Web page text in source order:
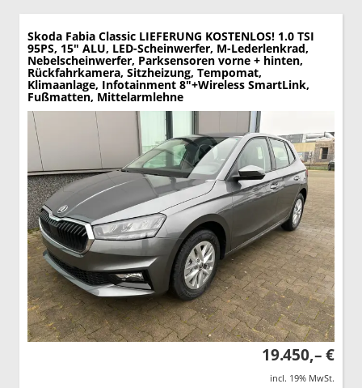
Skoda Fabia Classic LIEFERUNG KOSTENLOS! 1.0 TSI
95PS, 15" ALU, LED-Scheinwerfer, M-Lederlenkrad,
Nebelscheinwerfer, Parksensoren vorne + hinten,
Rückfahrkamera, Sitzheizung, Tempomat,
Klimaanlage, Infotainment 8"+Wireless SmartLink,
Fußmatten, Mittelarmlehne
19.450,– €
incl. 19% MwSt.